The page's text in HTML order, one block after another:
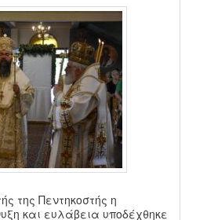
της Πεντηκοστής η
και ευλάβεια υποδέχθηκε